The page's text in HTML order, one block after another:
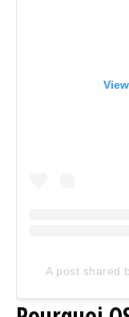
A post shared